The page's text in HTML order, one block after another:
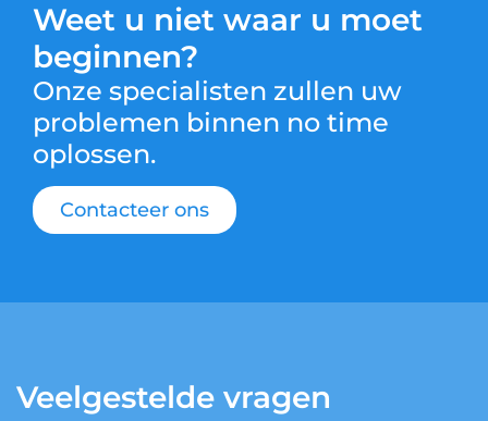
Weet u niet waar u moet
beginnen?
Onze specialisten zullen uw
problemen binnen no time
oplossen.
Contacteer ons
Veelgestelde vragen